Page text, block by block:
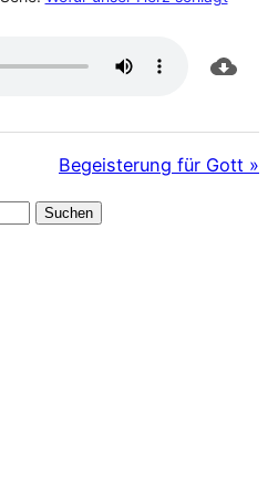
Begeisterung für Gott »